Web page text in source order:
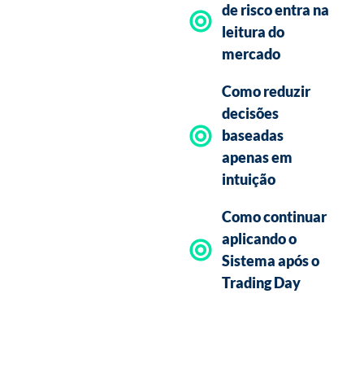
de risco entra na
leitura do
mercado
Como reduzir
decisões
baseadas
apenas em
intuição
Como continuar
aplicando o
Sistema após o
Trading Day